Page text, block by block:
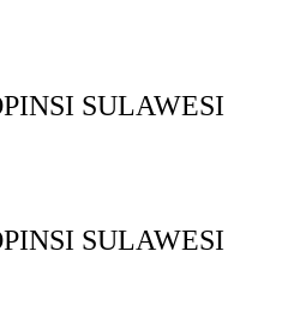
SULAWESI
SULAWESI